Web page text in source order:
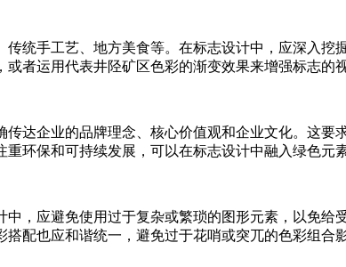
统手工艺、地方美食等。在标志设计中，应深入
者运用代表井陉矿区色彩的渐变效果来增强标志的
达企业的品牌理念、核心价值观和企业文化。这要
环保和可持续发展，可以在标志设计中融入绿色元
，应避免使用过于复杂或繁琐的图形元素，以免
配也应和谐统一，避免过于花哨或突兀的色彩组合